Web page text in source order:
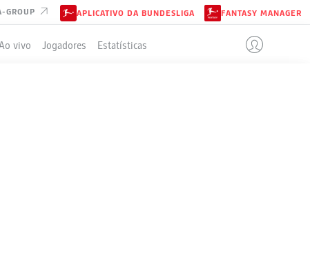
GROUP APLICATIVO DA BUNDESLIGA FANTASY MANAGER
Ao vivo Jogadores Estatísticas